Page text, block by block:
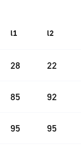
l1 l2
28 22
85 92
95 95